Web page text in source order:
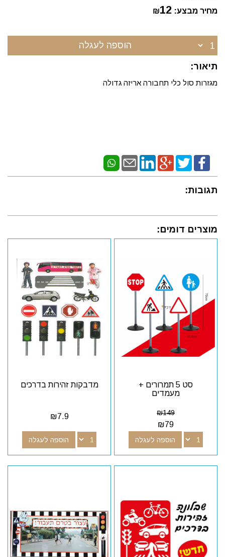
מחיר מבצע: ₪12
הוספה לעגלה
תיאור:
מגזרות סול כלי תחבורה אריזה גדולה
תגובות:
מוצרים דומים:
סט 5 תמרורים +
מעמדים
₪149
₪79
הוספה לעגלה
מדבקות זהירות בדרכים
₪7.9
הוספה לעגלה